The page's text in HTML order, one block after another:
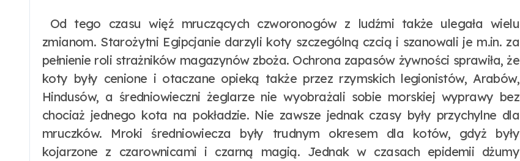
Od tego czasu więź mruczących czworonogów z ludźmi także ulegała wielu
zmianom. Starożytni Egipcjanie darzyli koty szczególną czcią i szanowali je m.in. za
pełnienie roli strażników magazynów zboża. Ochrona zapasów żywności sprawiła, że
koty były cenione i otaczane opieką także przez rzymskich legionistów, Arabów,
Hindusów, a średniowieczni żeglarze nie wyobrażali sobie morskiej wyprawy bez
chociaż jednego kota na pokładzie. Nie zawsze jednak czasy były przychylne dla
mruczków. Mroki średniowiecza były trudnym okresem dla kotów, gdyż były
kojarzone z czarownicami i czarną magią. Jednak w czasach epidemii dżumy